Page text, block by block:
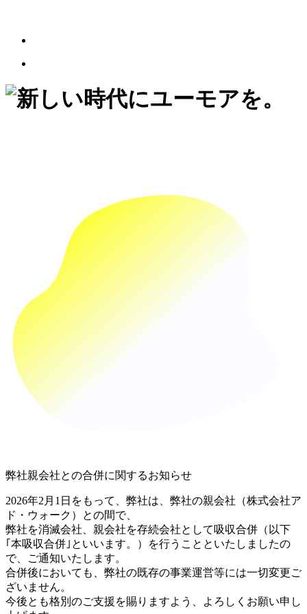
弊社親会社との合併に関するお知らせ
2026年2月1日をもって、弊社は、弊社の親会社（株式会社ア
ド・ウォーク）との間で、
弊社を消滅会社、親会社を存続会社として吸収合併（以下
｢本吸収合併｣といいます。）を行うことといたしましたの
で、ご通知いたします。
合併後においても、弊社の既存の事業運営等には一切変更ご
ざいません。
今後とも格別のご支援を賜りますよう、よろしくお願い申し